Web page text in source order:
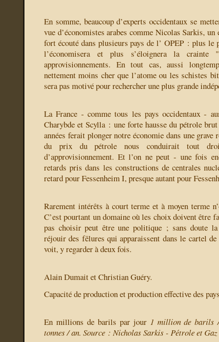
En somme, beaucoup d’experts occidentaux se
vue d’économistes arabes comme Nicolas Sarkis,
fort écouté dans plusieurs pays de l’ OPEP : plus le
l’économisera et plus s’éloignera la
approvisionnements. En tout cas, aussi
nettement moins cher que l’atome ou les schistes
sera pas motivé pour rechercher une plus grande
La France - comme tous les pays occidentaux -
Charybde et Scylla : une forte hausse du pétrole
années ferait plonger notre économie dans une grave
du prix du pétrole nous conduirait tout
d’approvisionnement. Et l’on ne peut - une fois
retards pris dans les constructions de centrales
retard pour Fessenheim I, presque autant pour
Rarement intérêts à court terme et à moyen terme
C’est pourtant un domaine où les choix doivent être
pas choisir peut être une politique ; sans doute
réjouir des fêlures qui apparaissent dans le cartel
voit, y regarder à deux fois.
Alain Dumait et Christian Guéry.
Capacité de production et production effective des
En millions de barils par jour 1 million de
tonnes / an. Source : Nicholas Sarkis - Pétrole et